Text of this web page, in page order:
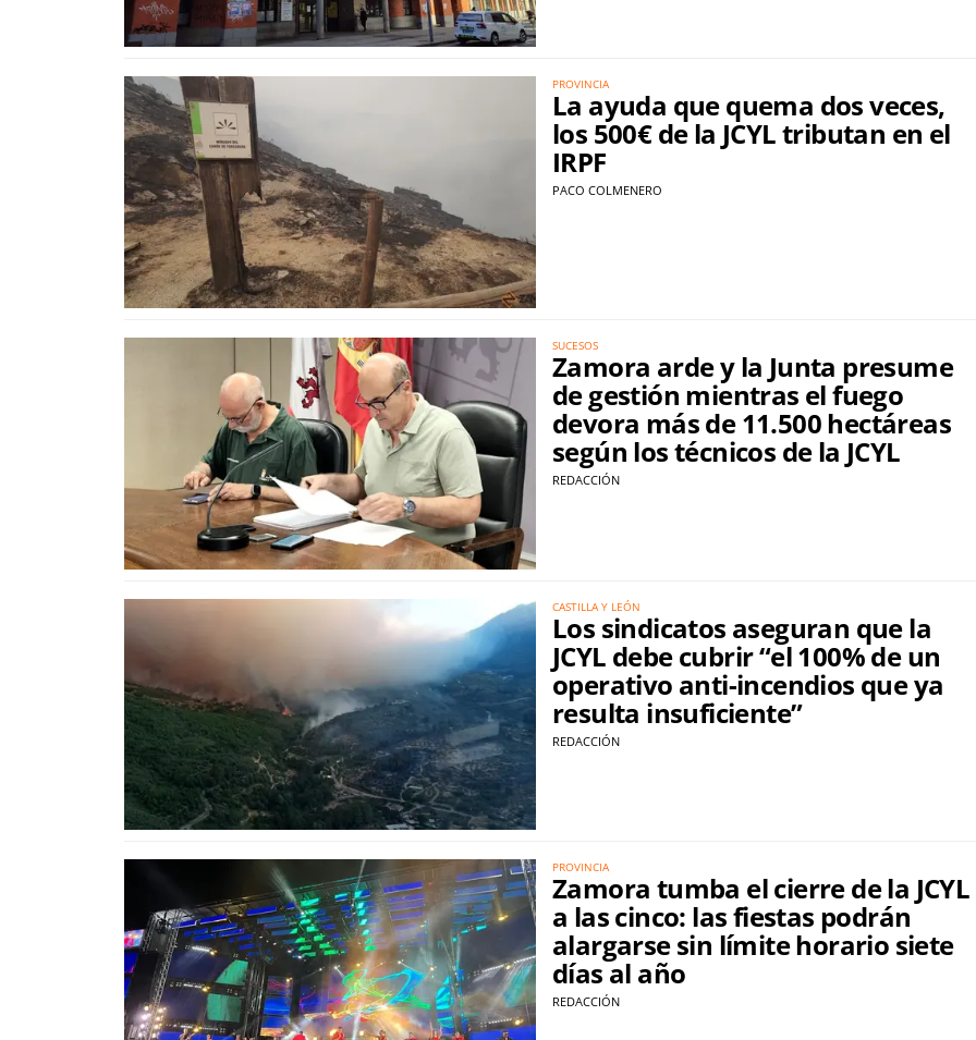
PROVINCIA
La ayuda que quema dos veces,
los 500€ de la JCYL tributan en el
IRPF
PACO COLMENERO
SUCESOS
Zamora arde y la Junta presume
de gestión mientras el fuego
devora más de 11.500 hectáreas
según los técnicos de la JCYL
REDACCIÓN
CASTILLA Y LEÓN
Los sindicatos aseguran que la
JCYL debe cubrir “el 100% de un
operativo anti-incendios que ya
resulta insuficiente”
REDACCIÓN
PROVINCIA
Zamora tumba el cierre de la JCYL
a las cinco: las fiestas podrán
alargarse sin límite horario siete
días al año
REDACCIÓN